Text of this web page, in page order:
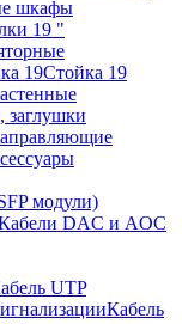
19 "
Стойка 19
заглушки
модули)
UTP
Кабель